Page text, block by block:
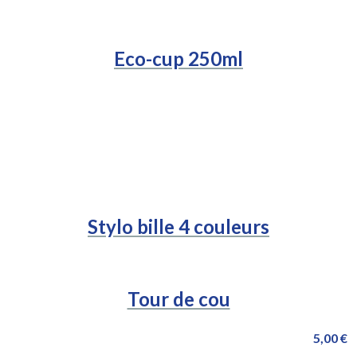
Eco-cup 250ml
Stylo bille 4 couleurs
Tour de cou
5,00 €